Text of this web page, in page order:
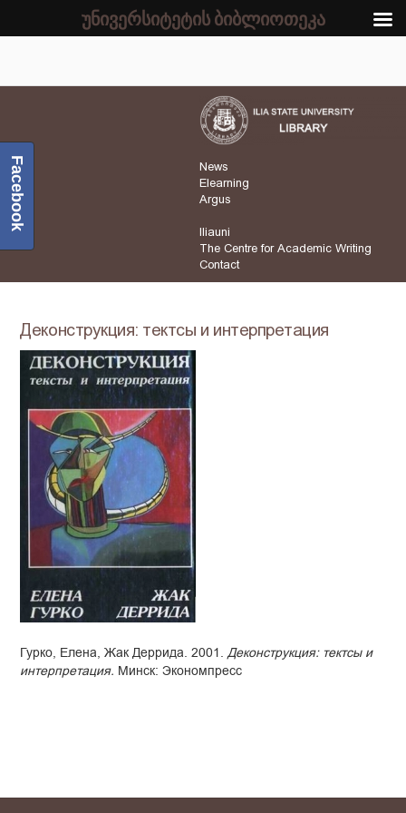
News
Elearning
Argus
Iliauni
The Centre for Academic Writing
Contact
Деконструкция: тектсы и интерпретация
Гурко, Елена, Жак Деррида. 2001.Деконструкция: тектсы и
интерпретация. Минск: Экономпресс
Facebook
უნივერსიტეტის ბიბლიოთეკა